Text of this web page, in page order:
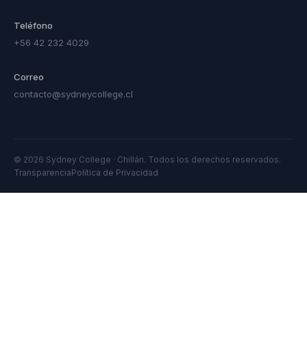
Teléfono
+56 42 232 4029
Correo
contacto@sydneycollege.cl
© 2026 Sydney College · Chillán. Todos los derechos reservados.
TransparenciaPolítica de Privacidad